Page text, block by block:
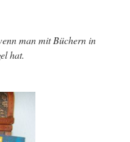
man mit Büchern in
hat.